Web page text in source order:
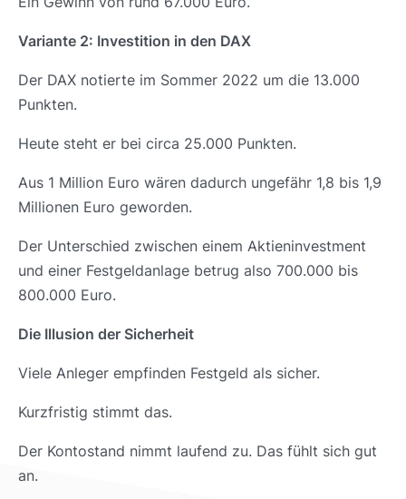
Variante 2: Investition in den DAX
Der DAX notierte im Sommer 2022 um die 13.000
Punkten.
Heute steht er bei circa 25.000 Punkten.
Aus 1 Million Euro wären dadurch ungefähr 1,8 bis 1,9
Millionen Euro geworden.
Der Unterschied zwischen einem Aktieninvestment
und einer Festgeldanlage betrug also 700.000 bis
800.000 Euro.
Die Illusion der Sicherheit
Viele Anleger empfinden Festgeld als sicher.
Kurzfristig stimmt das.
Der Kontostand nimmt laufend zu. Das fühlt sich gut
an.